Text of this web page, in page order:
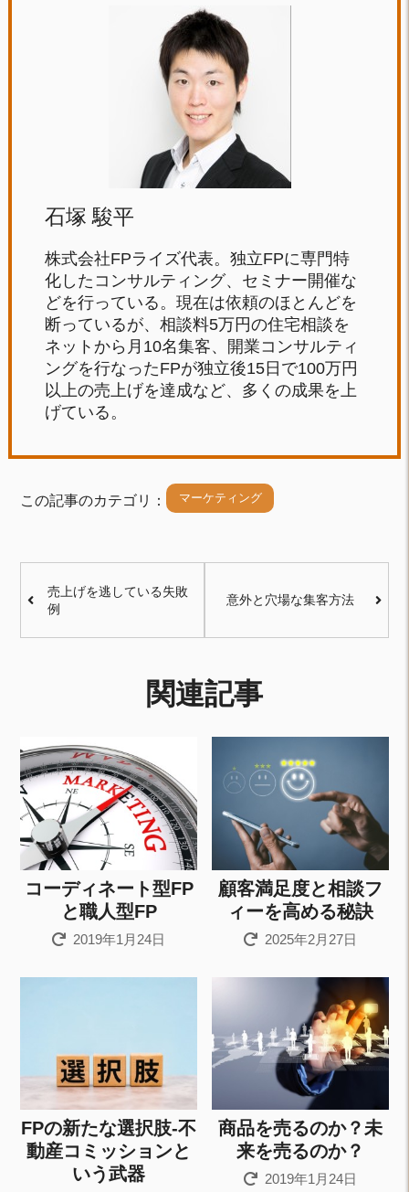
石塚 駿平
株式会社FPライズ代表。独立FPに専門特
化したコンサルティング、セミナー開催な
どを行っている。現在は依頼のほとんどを
断っているが、相談料5万円の住宅相談を
ネットから月10名集客、開業コンサルティ
ングを行なったFPが独立後15日で100万円
以上の売上げを達成など、多くの成果を上
げている。
この記事のカテゴリ： マーケティング
売上げを逃している失敗
例
意外と穴場な集客方法
関連記事
コーディネート型FP
と職人型FP
2019年1月24日
顧客満足度と相談フ
ィーを高める秘訣
2025年2月27日
FPの新たな選択肢-不
動産コミッションと
いう武器
商品を売るのか？未
来を売るのか？
2019年1月24日